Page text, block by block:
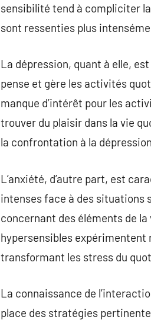
sensibilité tend à compliciter
sont ressenties plus
La dépression, quant à elle,
pense et gère les activités
manque d’intérêt pour les
trouver du plaisir dans la vie
la confrontation à la
L’anxiété, d’autre part, est
intenses face à des situations
concernant des éléments de
hypersensibles expérimentent
transformant les stress du
La connaissance de
place des stratégies